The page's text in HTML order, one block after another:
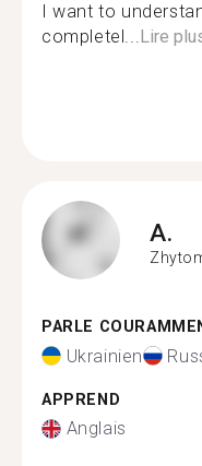
I want to
completel...Lire
A.
PARLE
Ukrainien
APPREND
Anglais